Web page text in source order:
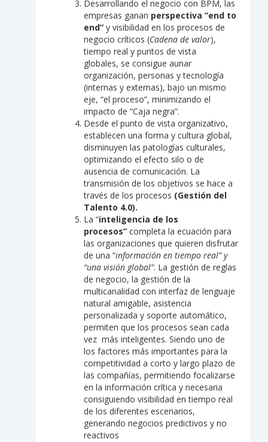
Desarrollando el negocio con BPM, las
empresas ganan perspectiva “end to
end” y visibilidad en los procesos de
negocio críticos (Cadena de valor),
tiempo real y puntos de vista
globales, se consigue aunar
organización, personas y tecnología
(internas y externas), bajo un mismo
eje, “el proceso”, minimizando el
impacto de “Caja negra”.
Desde el punto de vista organizativo,
establecen una forma y cultura global,
disminuyen las patologías culturales,
optimizando el efecto silo o de
ausencia de comunicación. La
transmisión de los objetivos se hace a
través de los procesos (Gestión del
Talento 4.0).
La “inteligencia de los
procesos” completa la ecuación para
las organizaciones que quieren disfrutar
de una “información en tiempo real” y
“una visión global”. La gestión de reglas
de negocio, la gestión de la
multicanalidad con interfaz de lenguaje
natural amigable, asistencia
personalizada y soporte automático,
permiten que los procesos sean cada
vez más inteligentes. Siendo uno de
los factores más importantes para la
competitividad a corto y largo plazo de
las compañías, permitiendo focalizarse
en la información crítica y necesaria
consiguiendo visibilidad en tiempo real
de los diferentes escenarios,
generando negocios predictivos y no
reactivos